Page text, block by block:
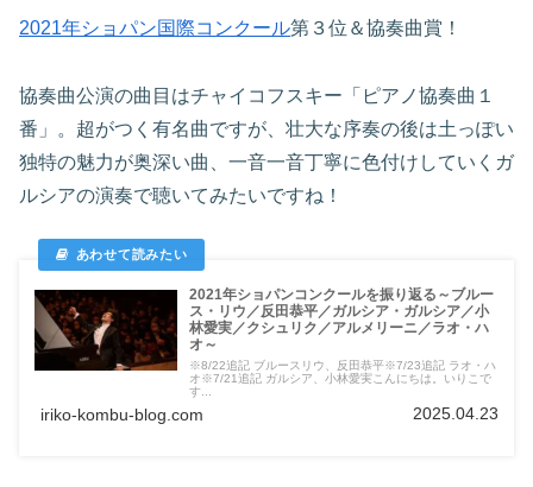
2021年ショパン国際コンクール第３位＆協奏曲賞！
協奏曲公演の曲目はチャイコフスキー「ピアノ協奏曲１
番」。超がつく有名曲ですが、壮大な序奏の後は土っぽい
独特の魅力が奥深い曲、一音一音丁寧に色付けしていくガ
ルシアの演奏で聴いてみたいですね！
2021年ショパンコンクールを振り返る～ブルー
ス・リウ／反田恭平／ガルシア・ガルシア／小
林愛実／クシュリク／アルメリーニ／ラオ・ハ
オ～
※8/22追記 ブルースリウ、反田恭平※7/23追記 ラオ・ハ
オ※7/21追記 ガルシア、小林愛実こんにちは。いりこで
す...
iriko-kombu-blog.com 2025.04.23